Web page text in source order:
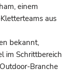
einem
aus
bekannt,
im Schrittbereich
Branche